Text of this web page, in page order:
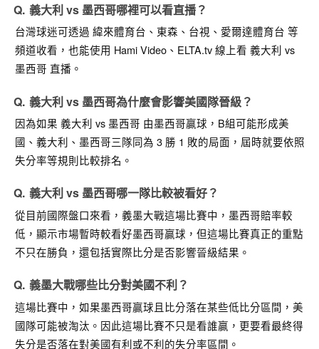
義大利 vs 墨西哥哪裡可以看直播？
台灣球迷可透過緯來體育台、東森、台視、愛爾達體育台 等
頻道收看，也能使用 Hami Video、ELTA.tv線上看義大利 vs
墨西哥 直播。
義大利 vs 墨西哥為什麼會影響美國隊晉級？
因為如果義大利 vs 墨西哥 由墨西哥贏球，B組可能形成美
國、義大利、墨西哥三隊同為 3 勝 1 敗的局面，屆時就要依照
失分率等規則比較排名。
義大利 vs 墨西哥哪一隊比較被看好？
從目前國際盤口來看，義墨大戰這場比賽中，墨西哥賠率較
低，顯示市場暫時較看好墨西哥贏球，但這場比賽真正的重點
不只在勝負，還包括實際比分是否影響晉級結果。
義墨大戰哪些比分對美國不利？
這場比賽中，如果墨西哥贏球且比分落在某些低比分區間，美
國隊可能被淘汰。因此這場比賽不只是看誰贏，更要看最終得
失分是否落在對美國有利或不利的失分率區間。